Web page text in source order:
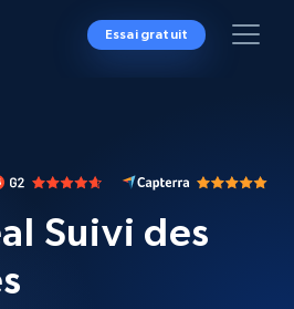
Essai gratuit
Suivi des